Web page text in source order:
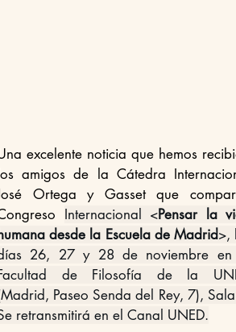
excelente noticia que hemos
los amigos de la Cátedra
Ortega y Gasset que
Internacional <Pensar la
humana desde la Escuela de Madrid>,
26, 27 y 28 de noviembre
de Filosofía de la
Paseo Senda del Rey, 7),
retransmitirá en el Canal UNED.